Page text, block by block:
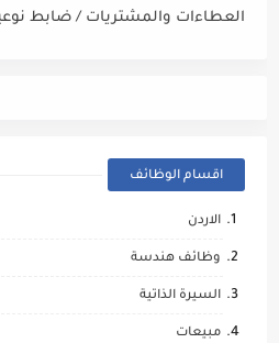
العطاءات والمشتريات / ضابط
اقسام الوظائف
الاردن
وظائف هندسة
السيرة الذاتية
مبيعات